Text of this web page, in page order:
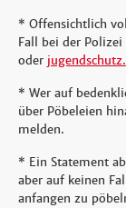
* Offensichtlich
Fall bei der
oder
* Wer auf
über Pöbeleien
melden.
* Ein Statement
aber auf keinen
anfangen zu